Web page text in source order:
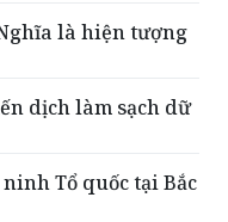
là hiện tượng
dịch làm sạch dữ
Tổ quốc tại Bắc